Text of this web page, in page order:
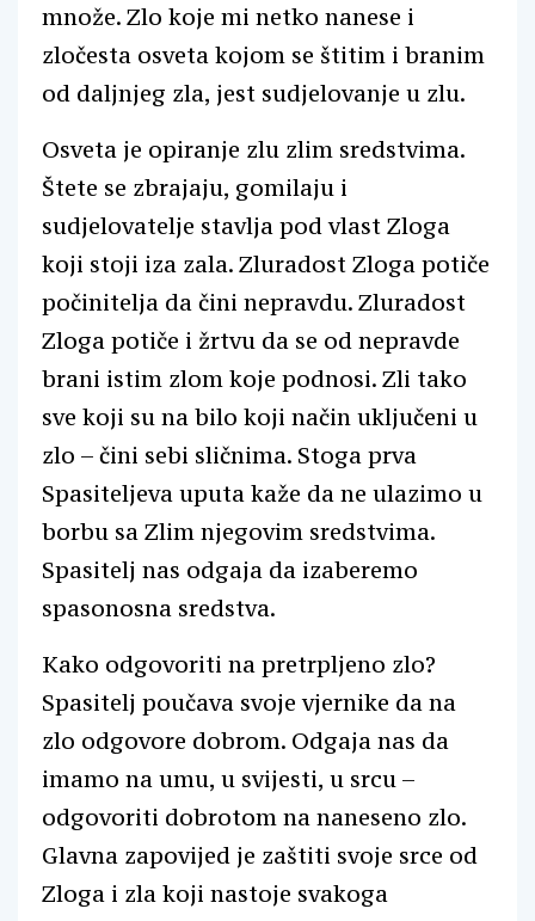
množe. Zlo koje mi netko nanese i
zločesta osveta kojom se štitim i branim
od daljnjeg zla, jest sudjelovanje u zlu.
Osveta je opiranje zlu zlim sredstvima.
Štete se zbrajaju, gomilaju i
sudjelovatelje stavlja pod vlast Zloga
koji stoji iza zala. Zluradost Zloga potiče
počinitelja da čini nepravdu. Zluradost
Zloga potiče i žrtvu da se od nepravde
brani istim zlom koje podnosi. Zli tako
sve koji su na bilo koji način uključeni u
zlo – čini sebi sličnima. Stoga prva
Spasiteljeva uputa kaže da ne ulazimo u
borbu sa Zlim njegovim sredstvima.
Spasitelj nas odgaja da izaberemo
spasonosna sredstva.
Kako odgovoriti na pretrpljeno zlo?
Spasitelj poučava svoje vjernike da na
zlo odgovore dobrom. Odgaja nas da
imamo na umu, u svijesti, u srcu –
odgovoriti dobrotom na naneseno zlo.
Glavna zapovijed je zaštiti svoje srce od
Zloga i zla koji nastoje svakoga